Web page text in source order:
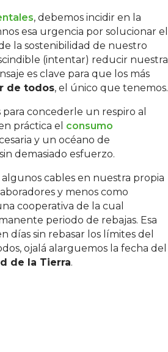
, debemos incidir en la
esa urgencia por solucionar el
la sostenibilidad de nuestro
(intentar) reducir nuestra
es clave para que los más
de todos, el único que tenemos.
concederle un respiro al
práctica el consumo
y un océano de
demasiado esfuerzo.
cables en nuestra propia
y menos como
cooperativa de la cual
periodo de rebajas. Esa
días sin rebasar los límites del
ojalá alarguemos la fecha del
de la Tierra.